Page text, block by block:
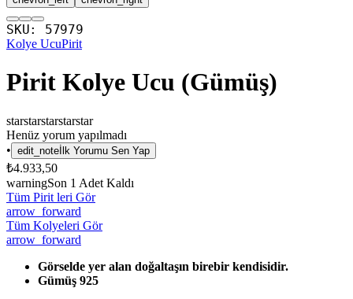
SKU: 57979
Kolye UcuPirit
Pirit Kolye Ucu (Gümüş)
starstarstarstarstar
Henüz yorum yapılmadı
• edit_note İlk Yorumu Sen Yap
₺4.933,50
warningSon 1 Adet Kaldı
Tüm Pirit leri Gör
arrow_forward
Tüm Kolyeleri Gör
arrow_forward
Görselde yer alan doğaltaşın birebir kendisidir.
Gümüş 925